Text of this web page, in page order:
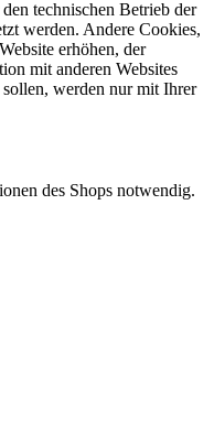
technischen Betrieb der
werden. Andere Cookies,
erhöhen, der
mit anderen Websites
werden nur mit Ihrer
des Shops notwendig.